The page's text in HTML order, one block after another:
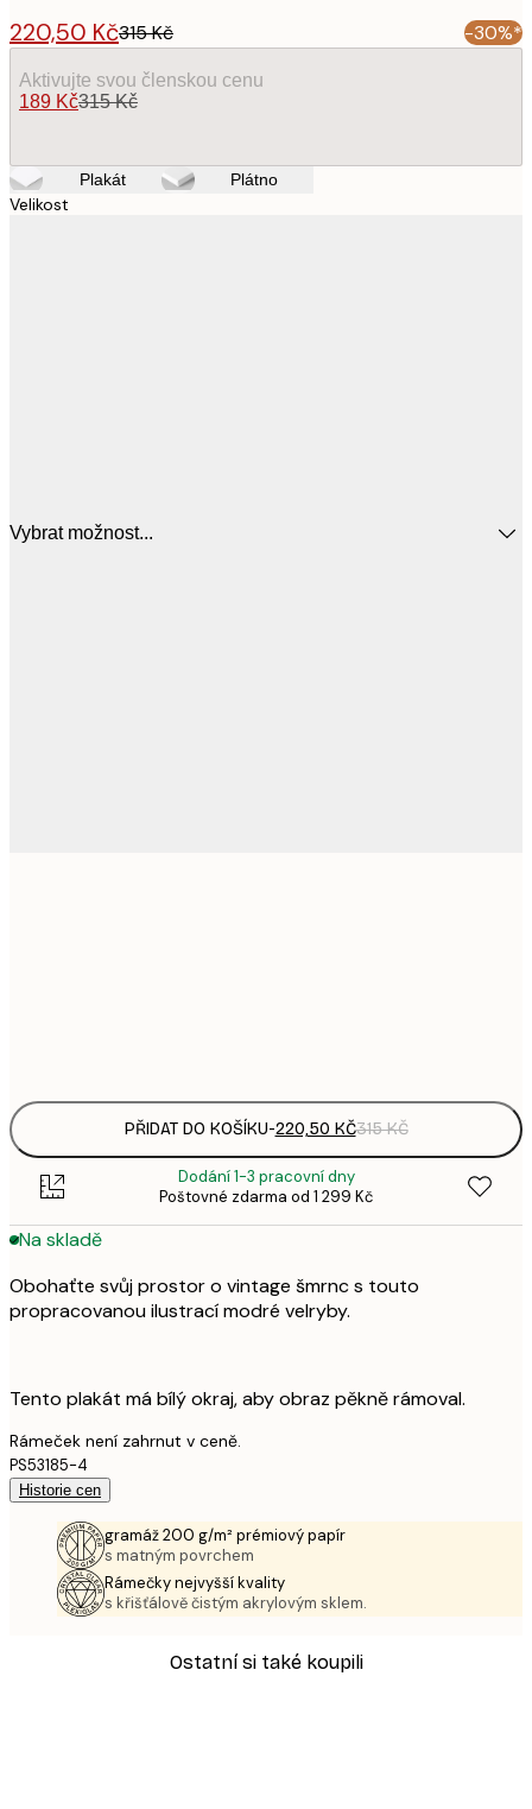
220,50 Kč315 Kč -30%*
Aktivujte svou členskou cenu
189 Kč315 Kč
Plakát Plátno
Velikost
Vybrat možnost...
PŘIDAT DO KOŠÍKU-220,50 KČ315 KČ
Dodání 1-3 pracovní dny
Poštovné zdarma od 1 299 Kč
Na skladě
Obohaťte svůj prostor o vintage šmrnc s touto
propracovanou ilustrací modré velryby.
Tento plakát má bílý okraj, aby obraz pěkně rámoval.
Rámeček není zahrnut v ceně.
PS53185-4
Historie cen
gramáž 200 g/m² prémiový papír
s matným povrchem
Rámečky nejvyšší kvality
s křišťálově čistým akrylovým sklem.
Ostatní si také koupili